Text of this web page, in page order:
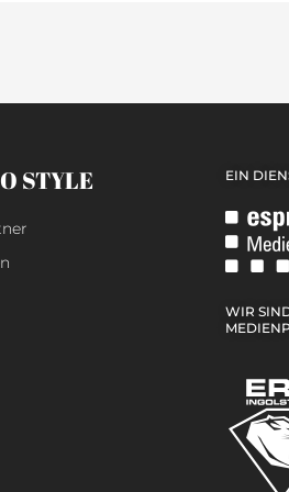
STYLE EIN
WIR